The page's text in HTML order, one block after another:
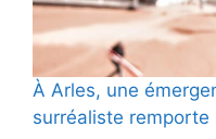
À Arles, une
surréaliste remporte